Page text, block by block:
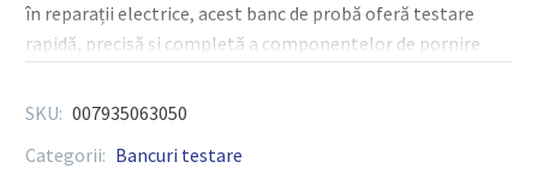
în reparații electrice, acest banc de probă oferă testare
rapidă, precisă și completă a componentelor de pornire
avansate, ALT DIAG PRO permite verificarea atât a
sau BSS), cât și a demaroarelor tradiționale și moderne,
SKU: 007935063050
Categorii: Bancuri testare